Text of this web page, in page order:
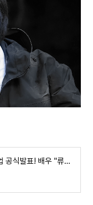
중드"초교전2" 라인업 공식발표! 배우 "류우녕"&"성의" 합류..!!